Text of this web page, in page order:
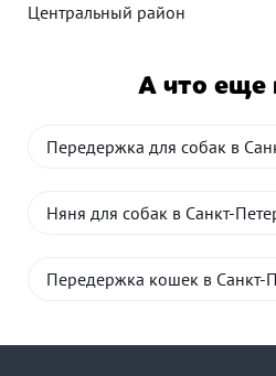
Центральный район
А что еще
Передержка для собак в
Няня для собак в Санкт-
Передержка кошек в Санкт-